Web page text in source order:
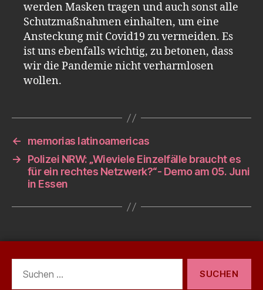
werden Masken tragen und auch sonst alle
Schutzmaßnahmen einhalten, um eine
Ansteckung mit Covid19 zu vermeiden. Es
ist uns ebenfalls wichtig, zu betonen, dass
wir die Pandemie nicht verharmlosen
wollen.
←
memorias latinoamericas
→
Polizei NRW: „Wieviele Einzelfälle braucht es
für ein rechtes Netzwerk?“- Demo am 05. Juni
in Essen
nach: